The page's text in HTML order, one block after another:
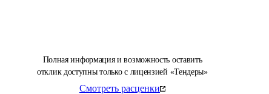
Полная информация и возможность оставить
отклик доступны только с лицензией «Тендеры»
Смотреть расценки